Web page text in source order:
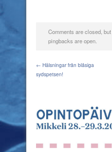
Comments are closed, but
pingbacks are open.
← Hälsningar från blåsiga
sydspetsen!